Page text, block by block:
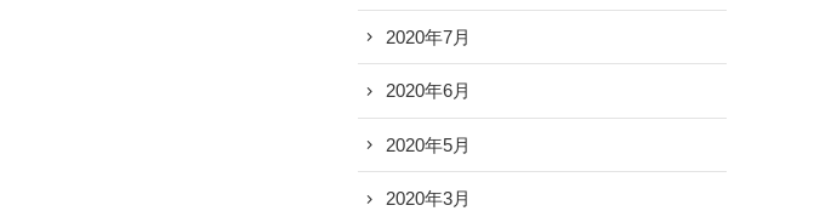
2020年7月
2020年6月
2020年5月
2020年3月